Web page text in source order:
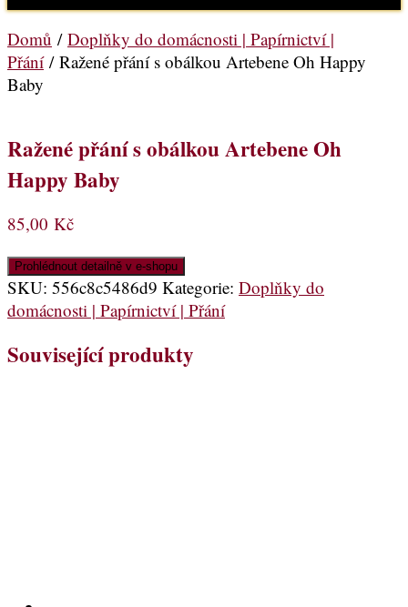
Domů / Doplňky do domácnosti | Papírnictví |
Přání/ Ražené přání s obálkou Artebene Oh Happy
Baby
Ražené přání s obálkou Artebene Oh
Happy Baby
85,00 Kč
Prohlédnout detailně v e-shopu
SKU: 556c8c5486d9 Kategorie: Doplňky do
domácnosti | Papírnictví | Přání
Související produkty